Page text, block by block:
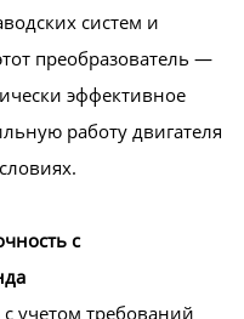
систем и
преобразователь —
эффективное
работу двигателя
с
учетом требований